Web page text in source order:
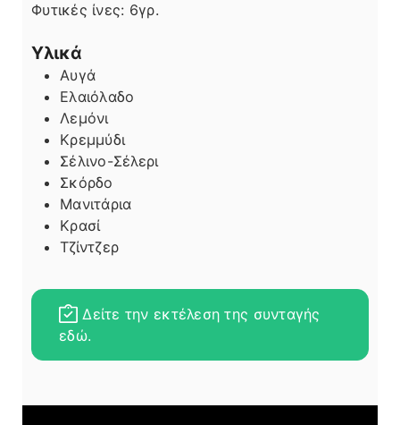
Φυτικές ίνες: 6γρ.
Υλικά
Αυγά
Ελαιόλαδο
Λεμόνι
Κρεμμύδι
Σέλινο-Σέλερι
Σκόρδο
Μανιτάρια
Κρασί
Τζίντζερ
Δείτε την εκτέλεση της συνταγής
εδώ.